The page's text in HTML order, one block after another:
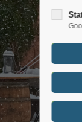
Pensionen und